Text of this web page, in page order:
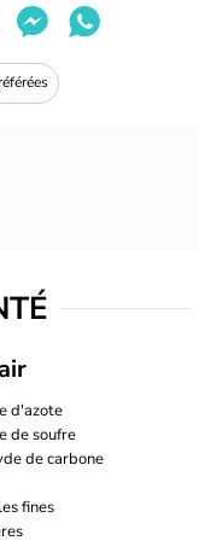
d'azote
de soufre
de carbone
fines